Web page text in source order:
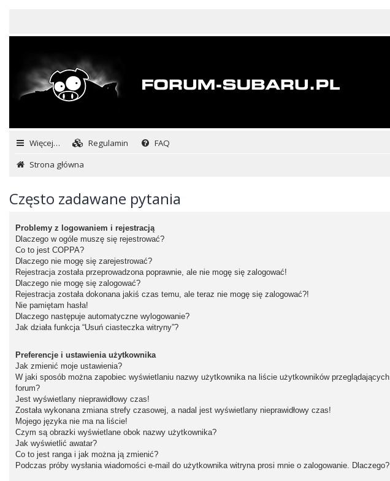
Więcej… Regulamin FAQ
Strona główna
Często zadawane pytania
Problemy z logowaniem i rejestracją
Dlaczego w ogóle muszę się rejestrować?
Co to jest COPPA?
Dlaczego nie mogę się zarejestrować?
Rejestracja została przeprowadzona poprawnie, ale nie mogę się zalogować!
Dlaczego nie mogę się zalogować?
Rejestracja została dokonana jakiś czas temu, ale teraz nie mogę się zalogować?!
Nie pamiętam hasła!
Dlaczego następuje automatyczne wylogowanie?
Jak działa funkcja “Usuń ciasteczka witryny”?
Preferencje i ustawienia użytkownika
Jak zmienić moje ustawienia?
W jaki sposób można zapobiec wyświetlaniu nazwy użytkownika na liście użytkowników przeglądających
forum?
Jest wyświetlany nieprawidłowy czas!
Została wykonana zmiana strefy czasowej, a nadal jest wyświetlany nieprawidłowy czas!
Mojego języka nie ma na liście!
Czym są obrazki wyświetlane obok nazwy użytkownika?
Jak wyświetlić awatar?
Co to jest ranga i jak można ją zmienić?
Podczas próby wysłania wiadomości e-mail do użytkownika witryna prosi mnie o zalogowanie. Dlaczego?